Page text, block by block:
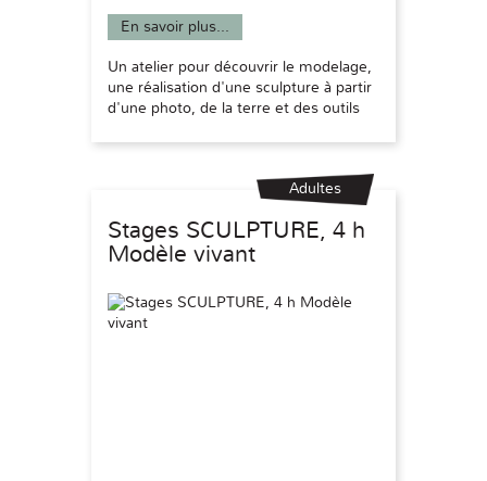
En savoir plus...
Un atelier pour découvrir le modelage,
une réalisation d'une sculpture à partir
d'une photo, de la terre et des outils
Stages SCULPTURE, 4 h
Modèle vivant
Adultes